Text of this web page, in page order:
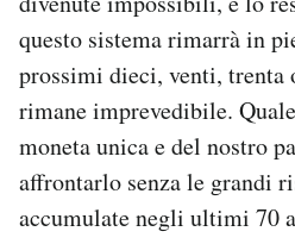
questo sistema rimarrà in
prossimi dieci, venti, trenta
rimane imprevedibile.
moneta unica e del nostro
affrontarlo senza le grandi
accumulate negli ultimi 70